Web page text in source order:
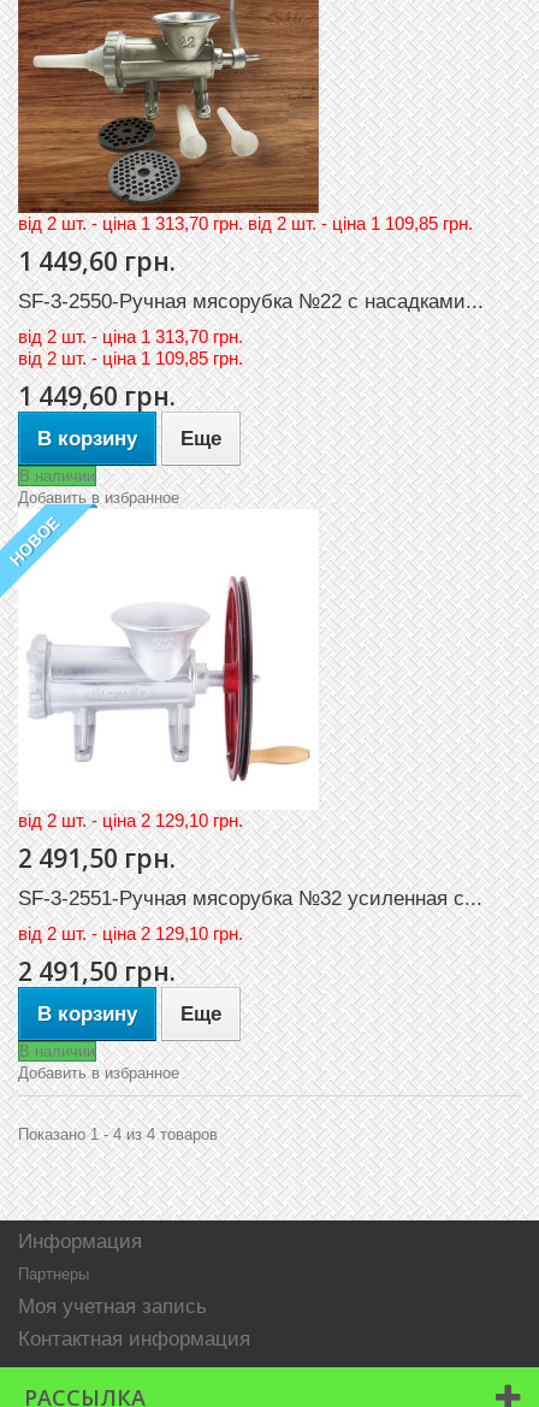
вiд 2 шт. - цiна 1 313,70 грн. вiд 2 шт. - цiна 1 109,85 грн.
1 449,60 грн.
SF-3-2550-Ручная мясорубка №22 с насадками...
вiд2 шт. - цiна 1 313,70 грн.
вiд2 шт. - цiна 1 109,85 грн.
1 449,60 грн.
В корзину Еще
В наличии
Добавить в избранное
вiд 2 шт. - цiна 2 129,10 грн.
2 491,50 грн.
НОВОЕ
SF-3-2551-Ручная мясорубка №32 усиленная с...
вiд2 шт. - цiна 2 129,10 грн.
2 491,50 грн.
В корзину Еще
В наличии
Добавить в избранное
Показано 1 - 4 из 4 товаров
Информация
Партнеры
Моя учетная запись
Контактная информация
РАССЫЛКА